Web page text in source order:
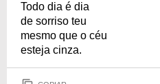
Todo dia é dia
de sorriso teu
mesmo que o céu
esteja cinza.